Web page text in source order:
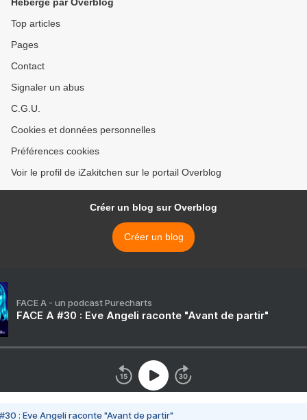
Top articles
Pages
Contact
Signaler un abus
C.G.U.
Cookies et données personnelles
Préférences cookies
Voir le profil de iZakitchen sur le portail Overblog
Créer un blog sur Overblog
Créer un blog
FACE A - un podcast Purecharts
FACE A #30 : Eve Angeli raconte "Avant de partir"
#30 : Eve Angeli raconte "Avant de partir"